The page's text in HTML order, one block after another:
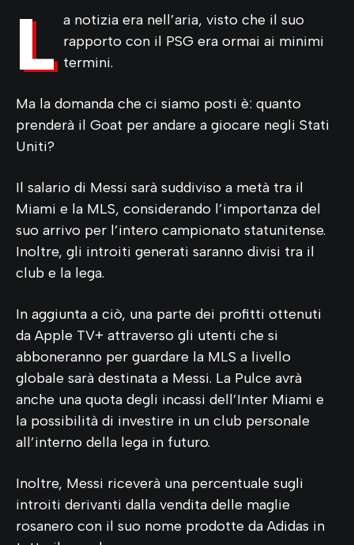
L a notizia era nell’aria, visto che il suo
rapporto con il PSG era ormai ai minimi
termini.
Ma la domanda che ci siamo posti è: quanto
prenderà il Goat per andare a giocare negli Stati
Uniti?
Il salario di Messi sarà suddiviso a metà tra il
Miami e la MLS, considerando l’importanza del
suo arrivo per l’intero campionato statunitense.
Inoltre, gli introiti generati saranno divisi tra il
club e la lega.
In aggiunta a ciò, una parte dei profitti ottenuti
da Apple TV+ attraverso gli utenti che si
abboneranno per guardare la MLS a livello
globale sarà destinata a Messi. La Pulce avrà
anche una quota degli incassi dell’Inter Miami e
la possibilità di investire in un club personale
all’interno della lega in futuro.
Inoltre, Messi riceverà una percentuale sugli
introiti derivanti dalla vendita delle maglie
rosanero con il suo nome prodotte da Adidas in